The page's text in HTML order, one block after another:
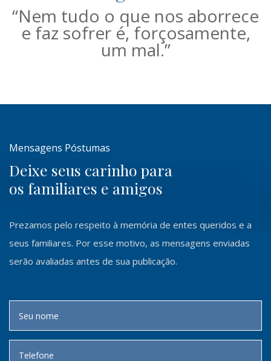
“Nem tudo o que nos aborrece
e faz sofrer é, forçosamente,
um mal.”
Mensagens Póstumas
Deixe seus carinho para
os familiares e amigos
Prezamos pelo respeito à memória de entes queridos e a
seus familiares. Por esse motivo, as mensagens enviadas
serão avaliadas antes de sua publicação.